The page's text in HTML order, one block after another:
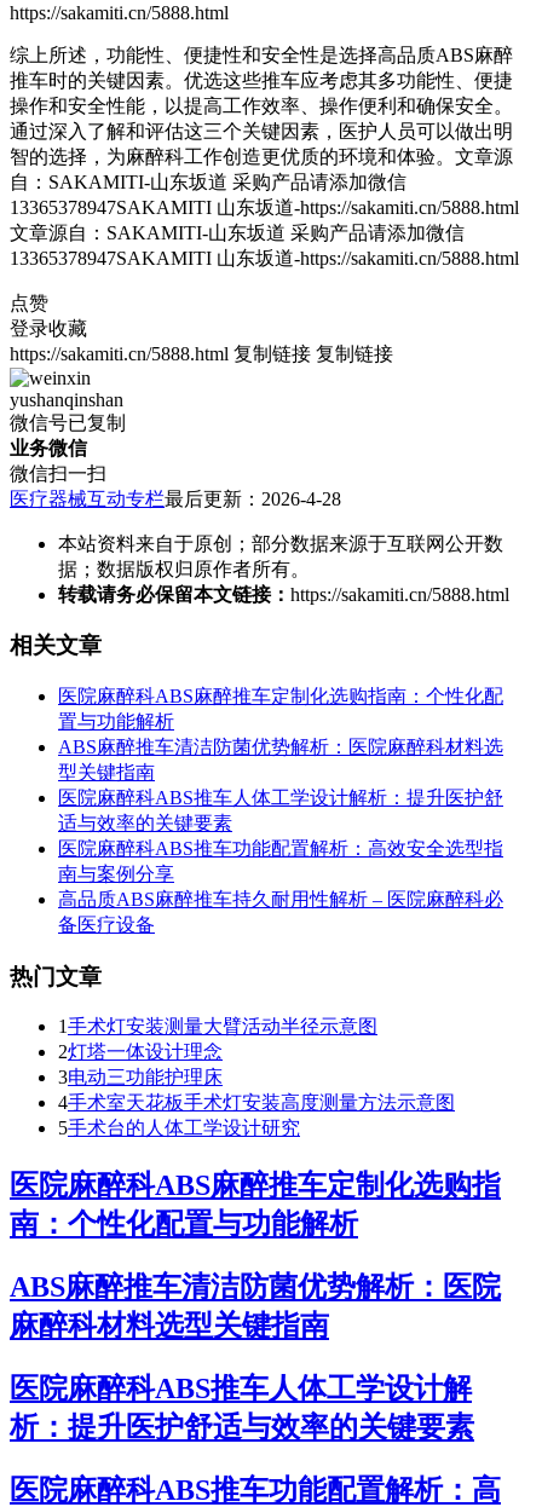
https://sakamiti.cn/5888.html
综上所述，功能性、便捷性和安全性是选择高品质ABS麻醉
推车时的关键因素。优选这些推车应考虑其多功能性、便捷
操作和安全性能，以提高工作效率、操作便利和确保安全。
通过深入了解和评估这三个关键因素，医护人员可以做出明
智的选择，为麻醉科工作创造更优质的环境和体验。 文章源
自：SAKAMITI-山东坂道 采购产品请添加微信
13365378947SAKAMITI 山东坂道-https://sakamiti.cn/5888.html
文章源自：SAKAMITI-山东坂道 采购产品请添加微信
13365378947SAKAMITI 山东坂道-https://sakamiti.cn/5888.html
点赞
登录收藏
https://sakamiti.cn/5888.html 复制链接 复制链接
yushanqinshan
微信号已复制
业务微信
微信扫一扫
医疗器械互动专栏最后更新：2026-4-28
本站资料来自于原创；部分数据来源于互联网公开数
据；数据版权归原作者所有。
转载请务必保留本文链接： https://sakamiti.cn/5888.html
相关文章
医院麻醉科ABS麻醉推车定制化选购指南：个性化配
置与功能解析
ABS麻醉推车清洁防菌优势解析：医院麻醉科材料选
型关键指南
医院麻醉科ABS推车人体工学设计解析：提升医护舒
适与效率的关键要素
医院麻醉科ABS推车功能配置解析：高效安全选型指
南与案例分享
高品质ABS麻醉推车持久耐用性解析 – 医院麻醉科必
备医疗设备
热门文章
1手术灯安装测量大臂活动半径示意图
2灯塔一体设计理念
3电动三功能护理床
4手术室天花板手术灯安装高度测量方法示意图
5手术台的人体工学设计研究
医院麻醉科ABS麻醉推车定制化选购指
南：个性化配置与功能解析
ABS麻醉推车清洁防菌优势解析：医院
麻醉科材料选型关键指南
医院麻醉科ABS推车人体工学设计解
析：提升医护舒适与效率的关键要素
医院麻醉科ABS推车功能配置解析：高